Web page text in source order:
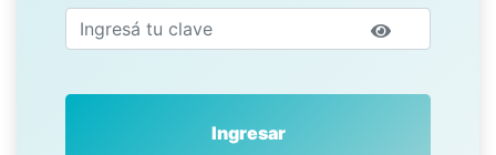
Ingresar